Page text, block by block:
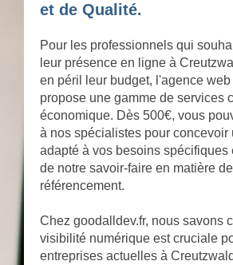
et de Qualité.
Pour les professionnels qui
leur présence en ligne à
en péril leur budget, l'agence
propose une gamme de services
économique. Dès 500€, vous
à nos spécialistes pour concevoir
adapté à vos besoins spécifiques
de notre savoir-faire en matière de
référencement.
Chez goodalldev.fr, nous savons
visibilité numérique est cruciale
entreprises actuelles à